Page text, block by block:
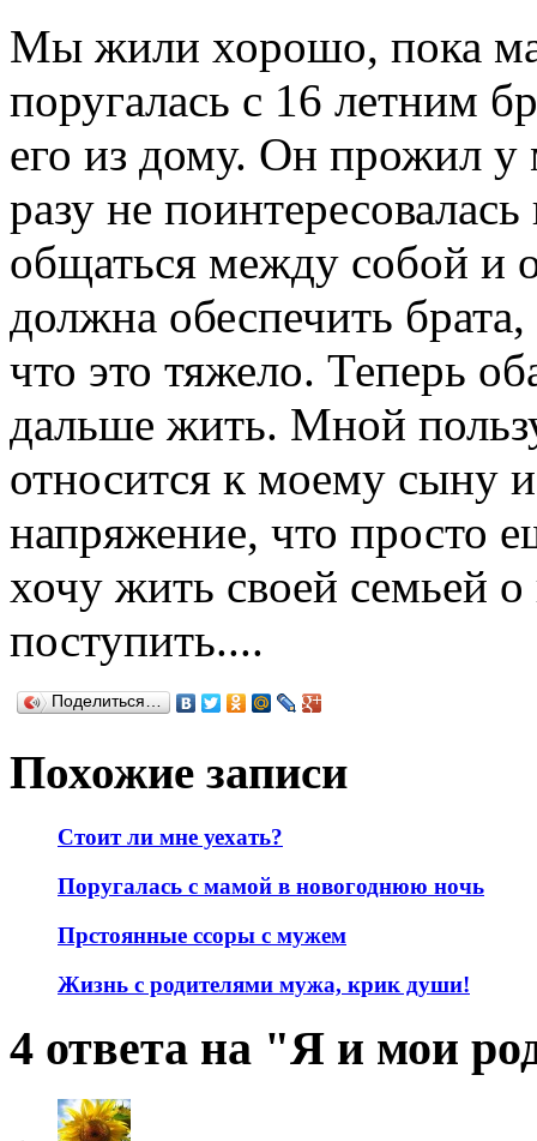
Мы жили хорошо, пока
поругалась с 16 летним
его из дому. Он прожил у
разу не
общаться между собой и
должна обеспечить
что это тяжело. Теперь
дальше жить. Мной
относится к моему сыну
напряжение, что просто
хочу жить своей семьей
поступить....
Поделиться…
Похожие записи
Стоит ли мне уехать?
Поругалась с мамой в новогоднюю ночь
Прстоянные ссоры с мужем
Жизнь с родителями мужа, крик души!
4 ответа на "Я и мои